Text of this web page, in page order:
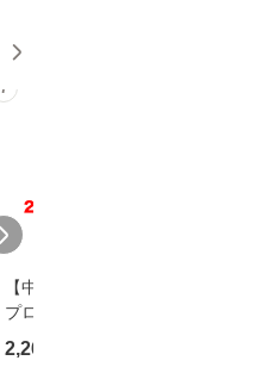
7
【中古】 野ブタ。を
プロデュース [DVD-B
OX] / バップ [DVD]
【メール便送料無料】
2,266